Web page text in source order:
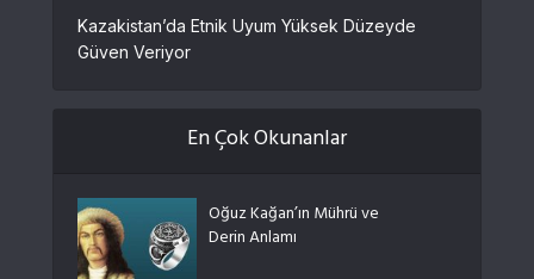
Kazakistan’da Etnik Uyum Yüksek Düzeyde
Güven Veriyor
En Çok Okunanlar
Oğuz Kağan’ın Mührü ve
Derin Anlamı